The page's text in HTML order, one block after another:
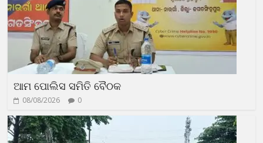
ଆମ ପୋଲିସ ସମିତି ବୈଠକ
08/08/2026 0